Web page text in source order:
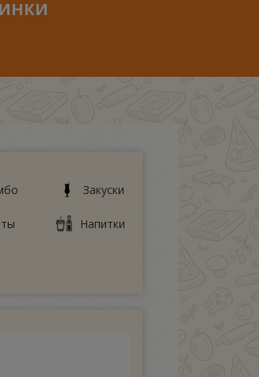
Закуски
Напитки